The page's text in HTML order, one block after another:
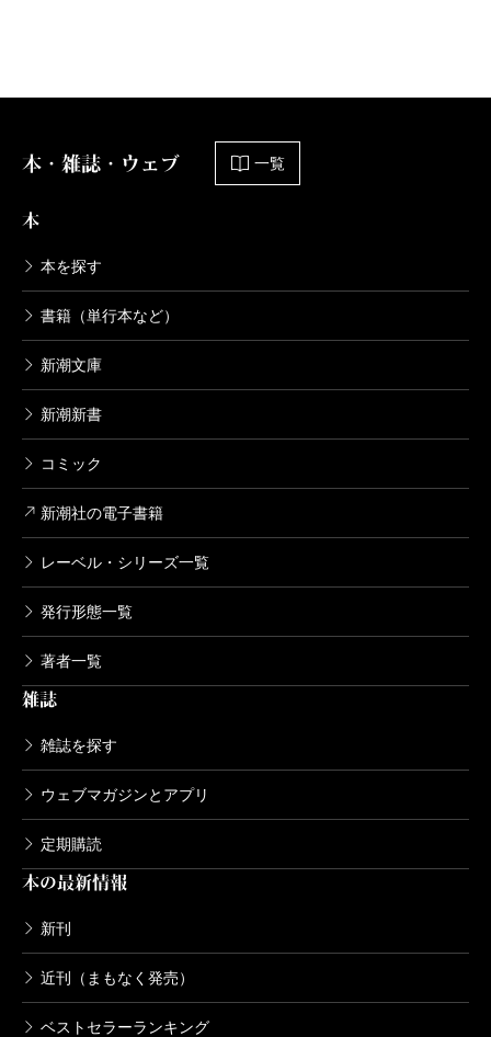
本・雑誌・ウェブ 一覧
本
本を探す
書籍（単行本など）
新潮文庫
新潮新書
コミック
新潮社の電子書籍
レーベル・シリーズ一覧
発行形態一覧
著者一覧
雑誌
雑誌を探す
ウェブマガジンとアプリ
定期購読
本の最新情報
新刊
近刊（まもなく発売）
ベストセラーランキング